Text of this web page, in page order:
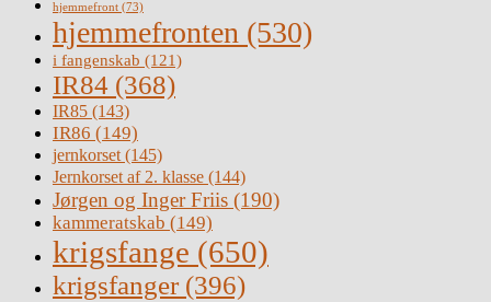
hjemmefront (73)
hjemmefronten (530)
i fangenskab (121)
IR84 (368)
IR85 (143)
IR86 (149)
jernkorset(145)
Jernkorset af 2. klasse (144)
Jørgen og Inger Friis (190)
kammeratskab (149)
krigsfange (650)
krigsfanger (396)